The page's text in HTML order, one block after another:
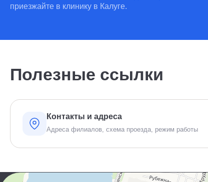
приезжайте в клинику в Калуге.
Полезные ссылки
Контакты и адреса
Адреса филиалов, схема проезда, режим работы